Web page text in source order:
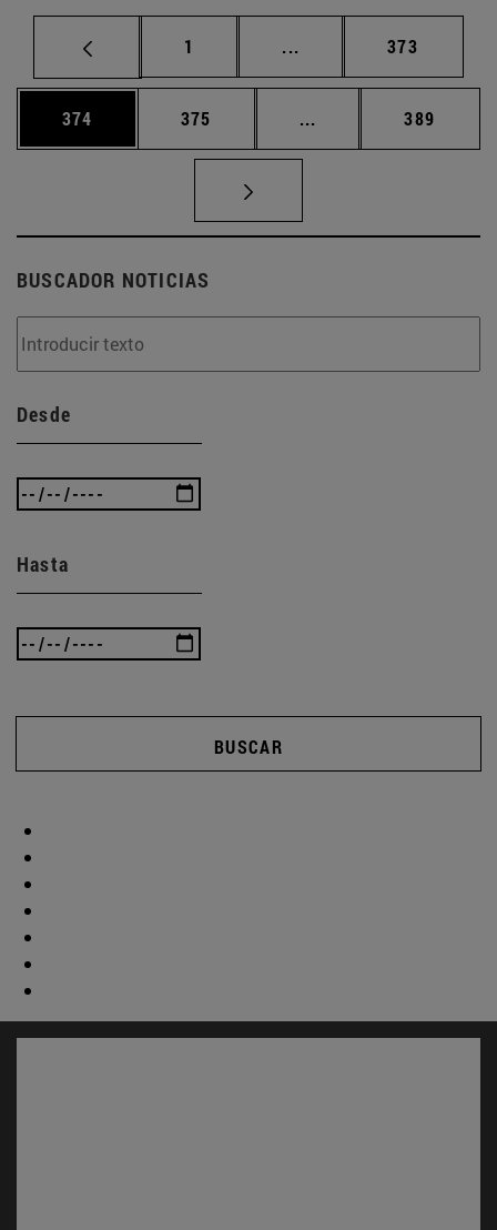
Página
1 ... Páginas intermedias
Página
373
Página
374 Página
375 ... Páginas intermedias
Página
389
BUSCADOR NOTICIAS
Desde
Hasta
BUSCAR